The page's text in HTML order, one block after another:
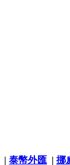
| 泰幣外匯 | 挪